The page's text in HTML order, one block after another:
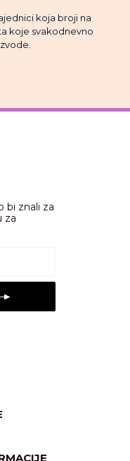
koja broji na
koje svakodnevno
bi znali za
za